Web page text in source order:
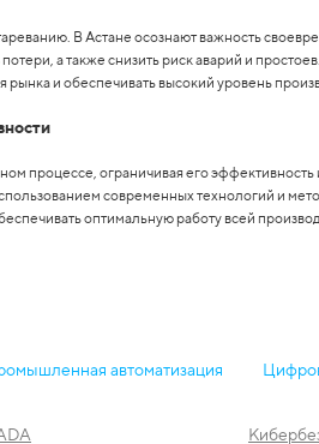
В Астане осознают важность
а также снизить риск аварий и
и обеспечивать высокий уровень
процессе, ограничивая его
современных технологий и
оптимальную работу всей
автоматизация